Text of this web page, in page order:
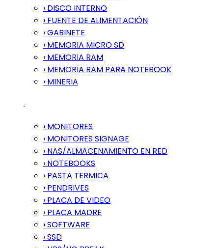
› DISCO INTERNO
› FUENTE DE ALIMENTACIÓN
› GABINETE
› MEMORIA MICRO SD
› MEMORIA RAM
› MEMORIA RAM PARA NOTEBOOK
› MINERIA
› MONITORES
› MONITORES SIGNAGE
› NAS/ALMACENAMIENTO EN RED
› NOTEBOOKS
› PASTA TERMICA
› PENDRIVES
› PLACA DE VIDEO
› PLACA MADRE
› SOFTWARE
› SSD